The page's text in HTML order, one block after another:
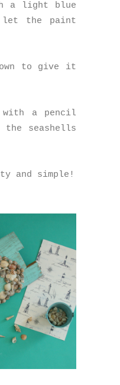
a light blue
let the paint
to give it
with a pencil
the seashells
and simple!